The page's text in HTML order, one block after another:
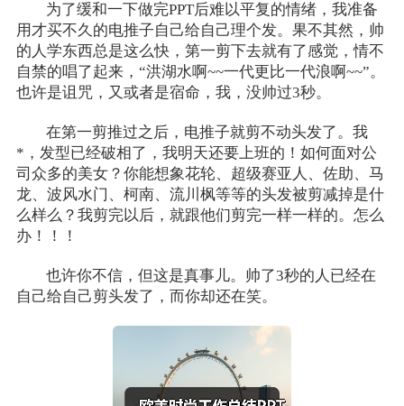
为了缓和一下做完PPT后难以平复的情绪，我准备
用才买不久的电推子自己给自己理个发。果不其然，帅
的人学东西总是这么快，第一剪下去就有了感觉，情不
自禁的唱了起来，“洪湖水啊~~一代更比一代浪啊~~”。
也许是诅咒，又或者是宿命，我，没帅过3秒。
在第一剪推过之后，电推子就剪不动头发了。我
*，发型已经破相了，我明天还要上班的！如何面对公
司众多的美女？你能想象花轮、超级赛亚人、佐助、马
龙、波风水门、柯南、流川枫等等的头发被剪减掉是什
么样么？我剪完以后，就跟他们剪完一样一样的。怎么
办！！！
也许你不信，但这是真事儿。帅了3秒的人已经在
自己给自己剪头发了，而你却还在笑。